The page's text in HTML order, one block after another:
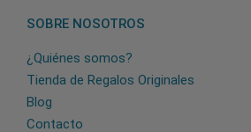
SOBRE NOSOTROS
¿Quiénes somos?
Tienda de Regalos Originales
Blog
Contacto